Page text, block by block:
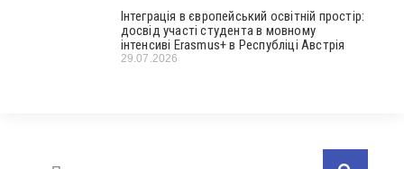
Інтеграція в європейський освітній простір:
досвід участі студента в мовному
інтенсиві Erasmus+ в Республіці Австрія
29.07.2026